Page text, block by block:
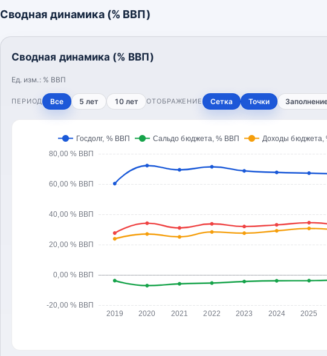
Сводная динамика (% ВВП)
Сводная динамика (% ВВП)
Ед. изм.: % ВВП
ПЕРИОД Все 5 лет 10 лет ОТОБРАЖЕНИЕ Сетка Точки
-20,00 % ВВП
0,00 % ВВП
20,00 % ВВП
40,00 % ВВП
60,00 % ВВП
80,00 % ВВП
2019 2020 2021 2022 2023 2024 2025
Госдолг, % ВВП Сальдо бюджета, % ВВП Доходы бюджета,